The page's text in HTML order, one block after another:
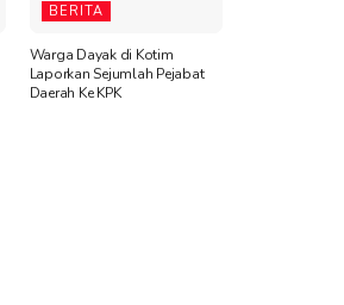
BERITA
Warga Dayak di Kotim
Laporkan Sejumlah Pejabat
Daerah Ke KPK